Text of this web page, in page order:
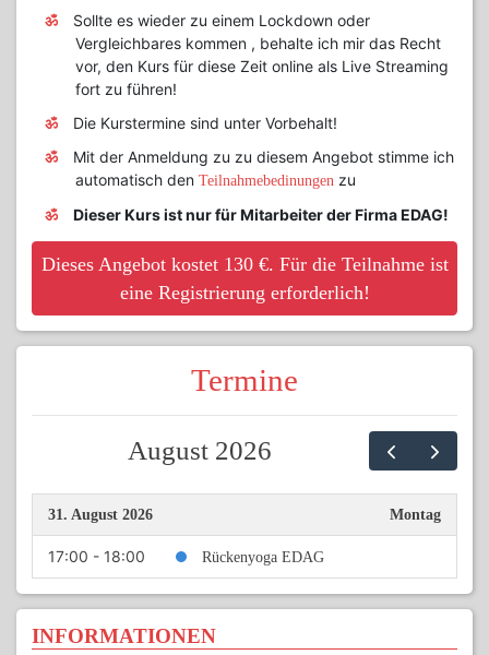
Sollte es wieder zu einem Lockdown oder
Vergleichbares kommen , behalte ich mir das Recht
vor, den Kurs für diese Zeit online als Live Streaming
fort zu führen!
Die Kurstermine sind unter Vorbehalt!
Mit der Anmeldung zu zu diesem Angebot stimme ich
automatisch den Teilnahmebedinungen zu
Dieser Kurs ist nur für Mitarbeiter der Firma EDAG!
Dieses Angebot kostet 130 €. Für die Teilnahme ist
eine Registrierung erforderlich!
Termine
August 2026
31. August 2026 Montag
17:00 - 18:00 Rückenyoga EDAG
INFORMATIONEN